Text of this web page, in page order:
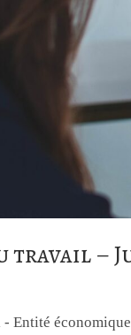
travail –
Entité